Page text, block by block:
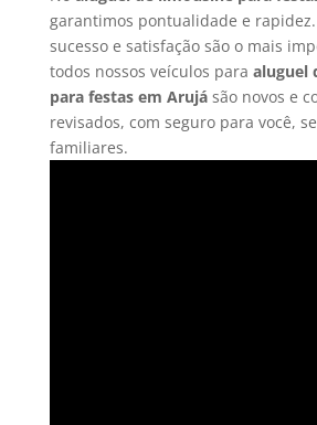
garantimos pontualidade e rapidez.
sucesso e satisfação são o mais
todos nossos veículos para aluguel
para festas em Arujásão novos e
revisados, com seguro para você,
familiares.